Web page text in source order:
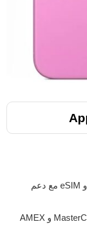
يدعم تركيب شريحة من نوع Nano SIM و eSIM مع دعم